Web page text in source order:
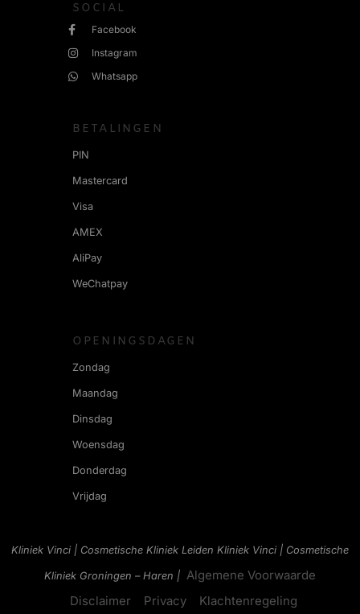
SOCIAL
Facebook
Instagram
Whatsapp
BETALINGEN
PIN
Mastercard
Visa
AMEX
AliPay
WeChatpay
OPENINGSDAGEN
Zondag
Maandag
Dinsdag
Woensdag
Donderdag
Vrijdag
Kliniek Vinci | Cosmetische Kliniek Leiden Kliniek Vinci | Cosmetische
Kliniek Groningen – Haren | Algemene Voorwaarde
Disclaimer
Privacy Klachtenregeling